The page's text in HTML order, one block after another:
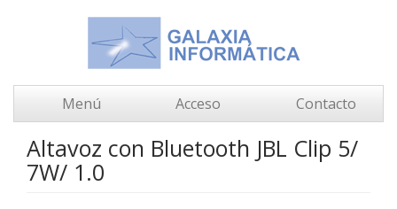
Menú Acceso Contacto
Altavoz con Bluetooth JBL Clip 5/
7W/ 1.0